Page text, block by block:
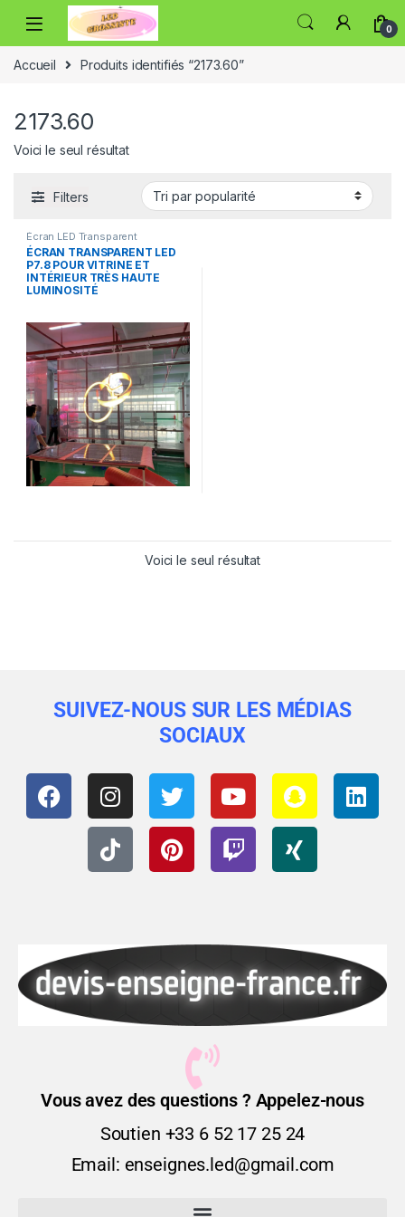
0
Accueil Produits identifiés “2173.60”
2173.60
Voici le seul résultat
Filters
Écran LED Transparent
ÉCRAN TRANSPARENT LED
P7.8 POUR VITRINE ET
INTÉRIEUR TRÈS HAUTE
LUMINOSITÉ
Voici le seul résultat
SUIVEZ-NOUS SUR LES MÉDIAS
SOCIAUX
Vous avez des questions ? Appelez-nous
Soutien +33 6 52 17 25 24
Email: enseignes.led@gmail.com